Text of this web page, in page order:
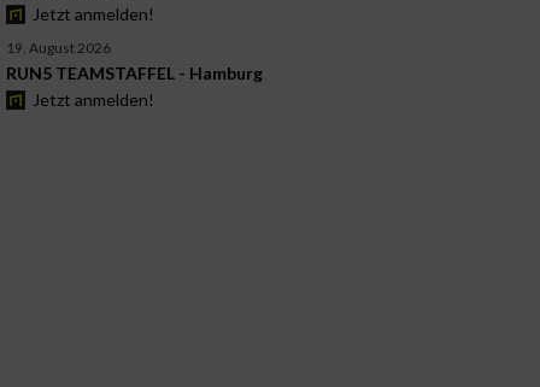
Jetzt anmelden!
19. August 2026
RUN5 TEAMSTAFFEL - Hamburg
Jetzt anmelden!